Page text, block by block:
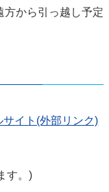
方から引っ越し予定
イト(外部リンク)
す。)